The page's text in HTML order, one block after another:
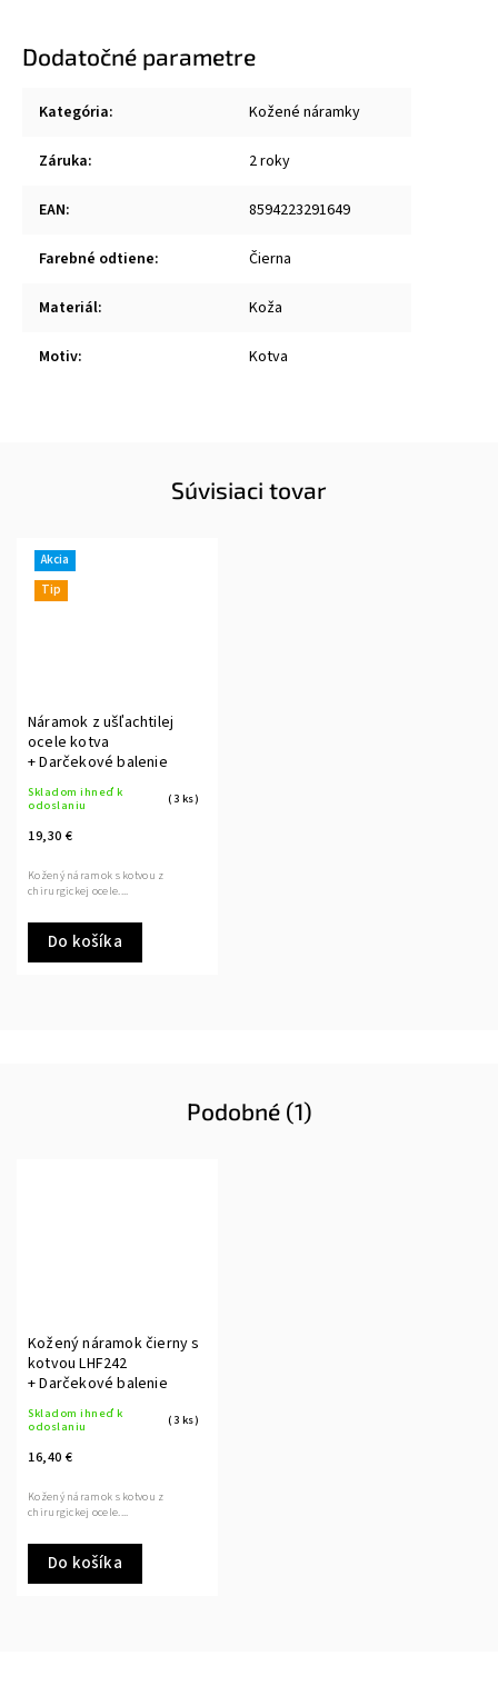
Dodatočné parametre
Kategória: Kožené náramky
Záruka: 2 roky
EAN: 8594223291649
Farebné odtiene: Čierna
Materiál: Koža
Motiv: Kotva
Súvisiaci tovar
Akcia
Tip
Náramok z ušľachtilej
ocele kotva
+ Darčekové balenie
Skladom ihneď k
odoslaniu
(3 ks)
19,30 €
Do košíka
Kožený náramok s kotvou z
chirurgickej ocele....
Podobné (1)
Kožený náramok čierny s
kotvou LHF242
+ Darčekové balenie
Skladom ihneď k
odoslaniu
(3 ks)
16,40 €
Do košíka
Kožený náramok s kotvou z
chirurgickej ocele....